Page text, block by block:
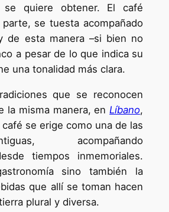
se quiere obtener. El café
se tuesta acompañado
de esta manera –si bien no
a pesar de lo que indica su
una tonalidad más clara.
que se reconocen
la misma manera, enLíbano,
se erige como una de las
acompañando
tiempos inmemoriales.
sino también la
que allí se toman hacen
plural y diversa.